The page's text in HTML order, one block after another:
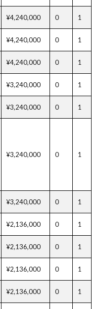
¥4,240,000 0 1
¥4,240,000 0 1
¥4,240,000 0 1
¥3,240,000 0 1
¥3,240,000 0 1
¥3,240,000 0 1
¥3,240,000 0 1
¥2,136,000 0 1
¥2,136,000 0 1
¥2,136,000 0 1
¥2,136,000 0 1